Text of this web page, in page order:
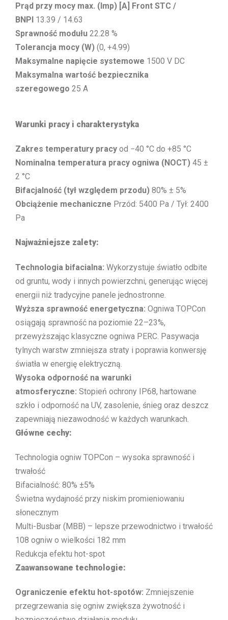
Prąd przy mocy max. (Imp) [A] Front STC /
BNPI 13.39 / 14.63
Sprawność modułu 22.28 %
Tolerancja mocy (W) (0, +4.99)
Maksymalne napięcie systemowe 1500 V DC
Maksymalna wartość bezpiecznika
szeregowego 25 A
Warunki pracy i charakterystyka
Zakres temperatury pracy od −40 °C do +85 °C
Nominalna temperatura pracy ogniwa (NOCT) 45 ±
2 °C
Bifacjalność (tył względem przodu) 80% ± 5%
Obciążenie mechaniczne Przód: 5400 Pa / Tył: 2400
Pa
Najważniejsze zalety:
Technologia bifacialna: Wykorzystuje światło odbite
od gruntu, wody i innych powierzchni, generując więcej
energii niż tradycyjne panele jednostronne.
Wyższa sprawność energetyczna: Ogniwa TOPCon
osiągają sprawność na poziomie 22–23%,
przewyższając klasyczne ogniwa PERC. Pasywacja
tylnych warstw zmniejsza straty i poprawia konwersję
światła w energię elektryczną.
Wysoka odporność na warunki
atmosferyczne: Stopień ochrony IP68, hartowane
szkło i odporność na UV, zasolenie, śnieg oraz deszcz
zapewniają niezawodność w każdych warunkach.
Główne cechy:
Technologia ogniw TOPCon – wysoka sprawność i
trwałość
Bifacialność: 80% ±5%
Świetna wydajność przy niskim promieniowaniu
słonecznym
Multi-Busbar (MBB) – lepsze przewodnictwo i trwałość
108 ogniw o wielkości 182 mm
Redukcja efektu hot-spot
Zaawansowane technologie:
Ograniczenie efektu hot-spotów: Zmniejszenie
przegrzewania się ogniw zwiększa żywotność i